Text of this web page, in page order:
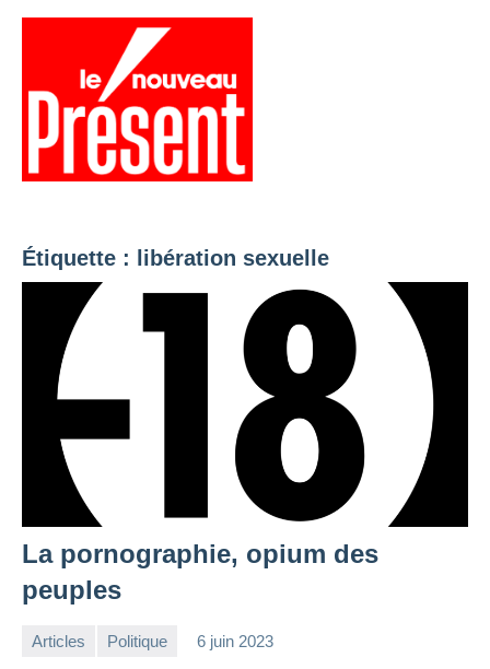
Aller
Étiquette : libération sexuelle
La pornographie, opium des
peuples
Articles Politique 6 juin 2023